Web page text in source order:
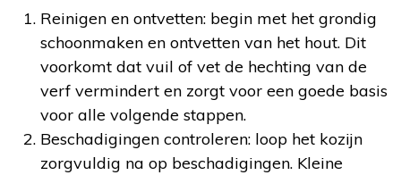
Reinigen en ontvetten: begin met het grondig
schoonmaken en ontvetten van het hout. Dit
voorkomt dat vuil of vet de hechting van de
verf vermindert en zorgt voor een goede basis
voor alle volgende stappen.
Beschadigingen controleren: loop het kozijn
zorgvuldig na op beschadigingen. Kleine